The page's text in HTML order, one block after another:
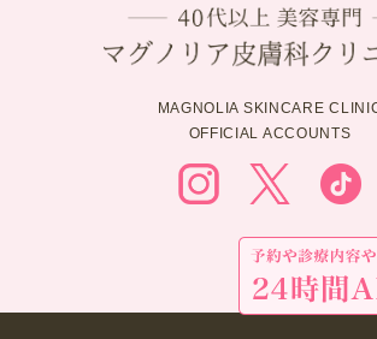
MAGNOLIA SKINCARE
OFFICIAL ACCOUNTS